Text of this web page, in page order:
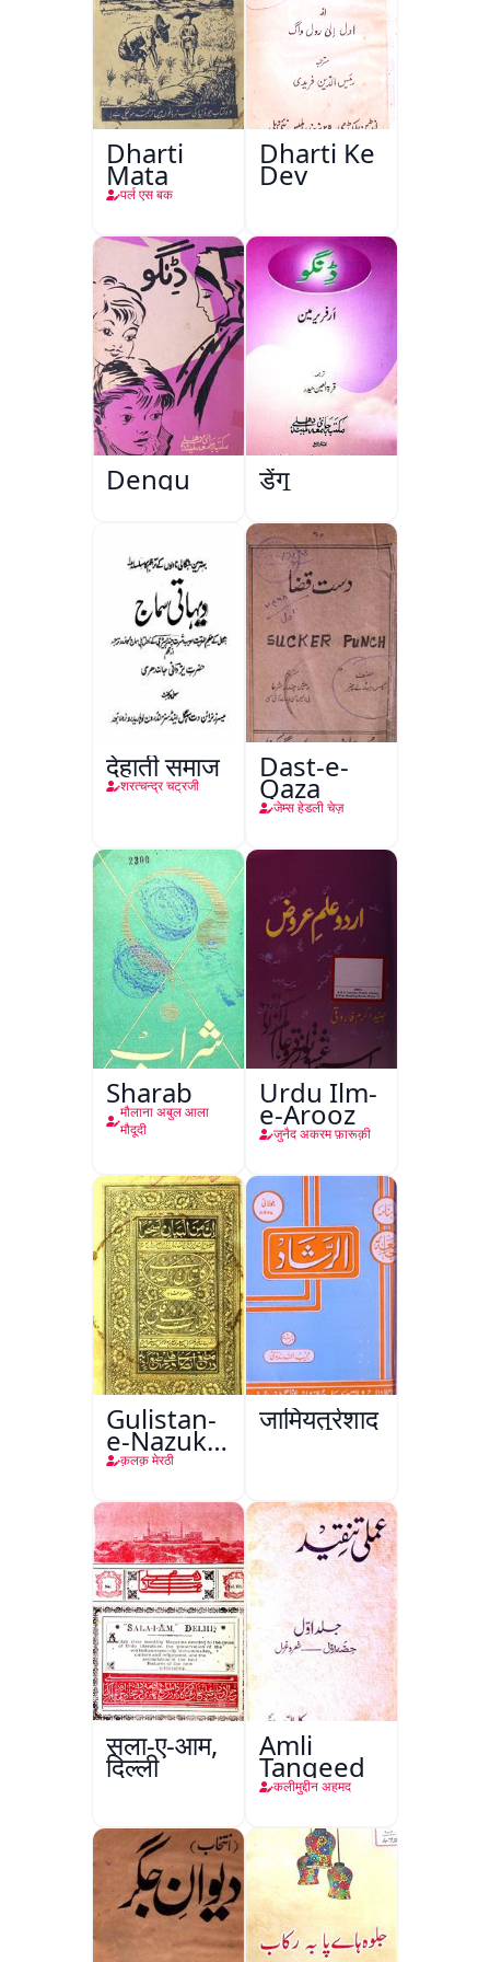
Dharti
Mata
पर्ल एस बक
Dharti Ke
Dev
Dengu डेंगू
देहाती समाज
शरत्चन्द्र चट्रजी
Dast-e-
Qaza
जेम्स हेडली चेज़
Sharab
मौलाना अबुल आला
मौदूदी
Urdu Ilm-
e-Arooz
जुनैद अकरम फ़ारूक़ी
Gulistan-
e-Nazuk
Khayal
क़लक़ मेरठी
जामियतुर्रशाद
सला-ए-आम,
दिल्ली
Amli
Tanqeed
कलीमुद्दीन अहमद